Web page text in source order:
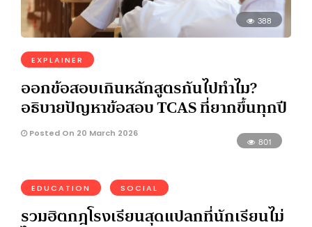
388
EXPLAINER
ออกข้อสอบเกินหลักสูตรกันไปทำไม?
อธิบายปัญหาข้อสอบ TCAS ที่ยากขึ้นทุกปี
Posted On 20 March 2026
801
EDUCATION SOCIAL
รวมฮิตกฎโรงเรียนสุดแปลกที่นักเรียนไม่